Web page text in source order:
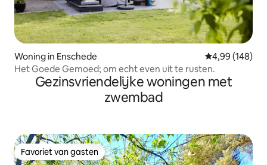
Woning in Enschede Gemiddelde
4,99 (148)
Het Goede Gemoed; om echt even uit te rusten.
Gezinsvriendelijke woningen met
zwembad
Favoriet van gasten
Favoriet van gasten